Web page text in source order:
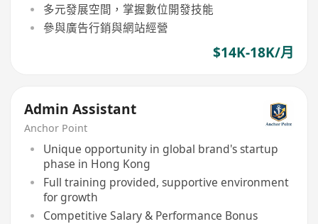
多元發展空間，掌握數位開發技能
參與廣告行銷與網站經營
$14K-18K/月
Admin Assistant
Anchor Point
Unique opportunity in global brand's startup
phase in Hong Kong
Full training provided, supportive environment
for growth
Competitive Salary & Performance Bonus